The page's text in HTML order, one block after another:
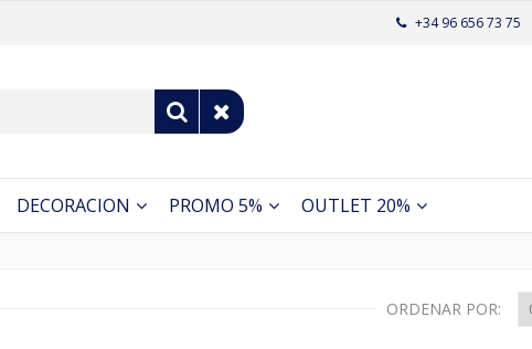
+34 96 656 73 75
DECORACION PROMO 5% OUTLET 20%
ORDENAR POR: